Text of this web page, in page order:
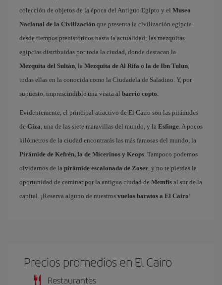
colección de objetos de la época del Antiguo Egipto y el Museo
Nacional de la Civilización que presenta la civilización egipcia
desde tiempos prehistóricos hasta la actualidad; las mezquitas
egipcias distribuidas por toda la ciudad, donde destacan la
Mezquita del Sultán, la Mezquita de Al Rifa o la de Ibn Tulun,
todas ellas en la conocida como la Ciudadela de Saladino. Y, por
supuesto, imprescindible una visita al barrio copto.
Evidentemente, el principal atractivo de El Cairo son las pirámides
de Giza, una de las siete maravillas del mundo, y la Esfinge. A pocos
kilómetros de la ciudad encontrarás las más famosas del mundo, la
Pirámide de Kefrén, la de Micerinos y Keops. Tampoco podemos
olvidarnos de la pirámide escalonada de Zoser, y no te pierdas la
oportunidad de caminar por la antigua ciudad de Memfis al sur de la
capital. ¡Reserva alguno de nuestros vuelos baratos a El Cairo!
Precios promedios en El Cairo
Restaurantes